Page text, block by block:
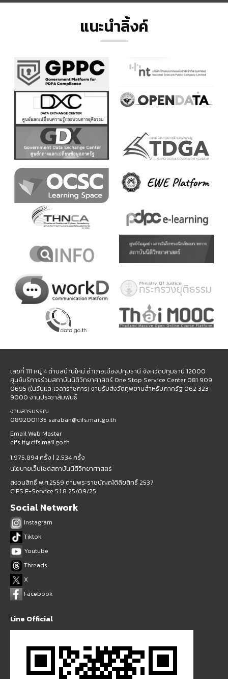
แนะนำลิ้งค์
เลขที่ 111 หมู่ 4 ตำบลบ้านใหม่ อำเภอเมืองปทุมธานี จังหวัดปทุมธานี 12000
ศูนย์บริการร่วมสถาบันนิติวิทยาศาสตร์ One Stop Service Center 081 909
0695 (ในวันและเวลาราชการ) งานรับส่งวัตถุพยานสำหรับภาครัฐ 062 323
9000 งานประชาสัมพันธ์
งานสารบรรณ
0892001135 saraban@cifs.mail.go.th
Email Web Master
cifs.it@cifs.mail.go.th
1,975,894 ครั้ง | 2,534 ครั้ง
นโยบายเว็บไซต์สถาบันนิติวิทยาศาสตร์
สงวนสิทธิ์ พ.ศ.2559 ตามพระราชบัญญัติลิขสิทธิ์ 2537
CIFS E-Service 5.1.8 25/09/25
Social Network
Instagram
Tiktok
Youtube
Threads
X
Facebook
Line Official